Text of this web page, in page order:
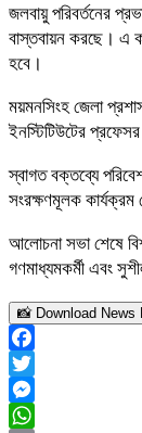
জলবায়ু পরিবর্তনের
বাস্তবায়ন করছে। এ
হবে।
ময়মনসিংহ জেলা
ইনস্টিটিউটের
স্বাগত বক্তব্যে
সংরক্ষণমূলক কার্যক্রম
আলোচনা সভা শেষে
গণমাধ্যমকর্মী এবং
📸 Download News
Facebook
Twitter
Messenger